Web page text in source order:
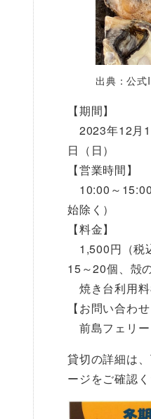
出典：公
【期間】
2023年12月
日（日）
【営業時間】
10:00～
始除く）
【料金】
1,500円（税
15～20個、殻
焼き台利用
【お問い合わせ
前島フェリ
貸切の詳細は
ージをご確認